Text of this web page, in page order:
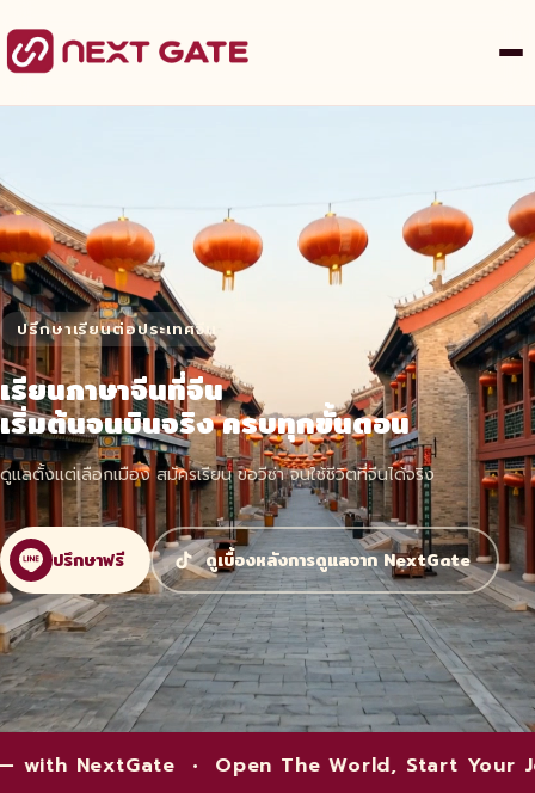
LINE ปรึกษาฟรี
ปรึกษาเรียนต่อประเทศจีน
เรียนภาษาจีนที่จีน
เริ่มต้นจนบินจริง ครบทุกขั้นตอน
ดูแลตั้งแต่เลือกเมือง สมัครเรียน ขอวีซ่า จนใช้ชีวิตที่จีนได้จริง
ปรึกษาฟรี ดูเบื้องหลังการดูแลจาก NextGate
Start Your Journey — with NextGate •